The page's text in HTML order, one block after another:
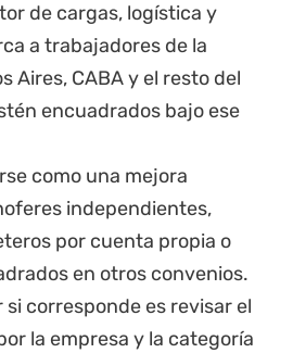
de cargas, logística y
a trabajadores de la
Aires, CABA y el resto del
encuadrados bajo ese
como una mejora
independientes,
por cuenta propia o
en otros convenios.
si corresponde es revisar el
la empresa y la categoría